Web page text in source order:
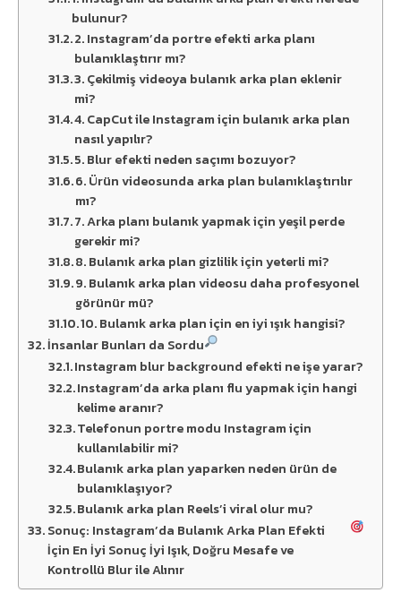
bulunur?
2. Instagram’da portre efekti arka planı
bulanıklaştırır mı?
3. Çekilmiş videoya bulanık arka plan eklenir
mi?
4. CapCut ile Instagram için bulanık arka plan
nasıl yapılır?
5. Blur efekti neden saçımı bozuyor?
6. Ürün videosunda arka plan bulanıklaştırılır
mı?
7. Arka planı bulanık yapmak için yeşil perde
gerekir mi?
8. Bulanık arka plan gizlilik için yeterli mi?
9. Bulanık arka plan videosu daha profesyonel
görünür mü?
10. Bulanık arka plan için en iyi ışık hangisi?
İnsanlar Bunları da Sordu
Instagram blur background efekti ne işe yarar?
Instagram’da arka planı flu yapmak için hangi
kelime aranır?
Telefonun portre modu Instagram için
kullanılabilir mi?
Bulanık arka plan yaparken neden ürün de
bulanıklaşıyor?
Bulanık arka plan Reels’i viral olur mu?
Sonuç: Instagram’da Bulanık Arka Plan Efekti
İçin En İyi Sonuç İyi Işık, Doğru Mesafe ve
Kontrollü Blur ile Alınır